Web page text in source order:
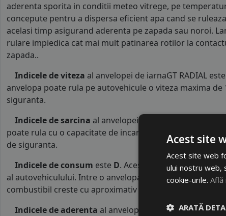
aderenta sporita in conditii meteo vitrege, pe
concepute pentru a dispersa eficient apa cand se
acelasi timp asigurand aderenta pe zapada sau noroi.
rulare impiedica cat mai mult patinarea rotilor la
zapada..
Indicele de viteza al anvelopei de iarnaGT RADIAL este
anvelopa poate rula pe autovehicule o viteza maxima
siguranta.
Indicele de sarcina al anvelopei este
poate rula cu o capacitate de incarcare maxima de 462
de siguranta.
Indicele de consum este D. Acest indice reprezinta
al autovehiculului. Intre o anvelopa cu clasa B si o alta din
combustibil creste cu aproximativ 1 litru la fiecare 1000
Indicele de aderenta al anvelopei este C. Acest tip de
Acest site
Acest site web
ului nostru web,
cookie-urile. Află
ARATĂ